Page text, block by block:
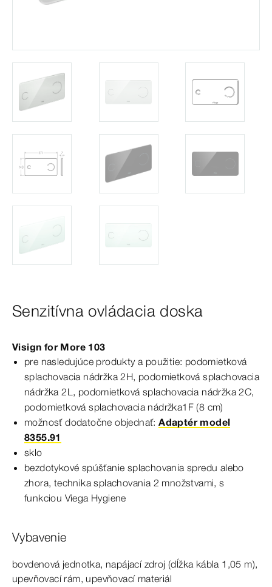
Senzitívna ovládacia doska
Visign for More 103
pre nasledujúce produkty a použitie: podomietková
splachovacia nádržka 2H, podomietková splachovacia
nádržka 2L, podomietková splachovacia nádržka 2C,
podomietková splachovacia nádržka1F(8 cm)
možnosť dodatočne objednať:Adaptér model
8355.91
sklo
bezdotykové spúšťanie splachovania spredu alebo
zhora, technika splachovania 2 množstvami, s
funkciou Viega Hygiene
Vybavenie
bovdenová jednotka, napájací zdroj (dĺžka kábla 1,05 m),
upevňovací rám, upevňovací materiál